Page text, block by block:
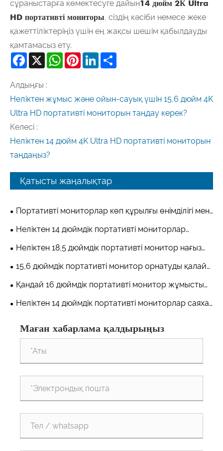
сұраныстарға көмектесуге дайын14 дюйм 2К Ultra
HD портативті мониторы, сіздің кәсіби немесе жеке
қажеттіліктеріңіз үшін ең жақсы шешім қабылдауды
қамтамасыз ету.
Facebook
X WhatsAppPinterestLinkedIn
Алдыңғы :
Неліктен жұмыс және ойын-сауық үшін 15,6 дюйм 4K
Ultra HD портативті мониторын таңдау керек?
Келесі :
Неліктен 14 дюйм 4K Ultra HD портативті мониторын
таңдаңыз?
Қатысты жаңалықтар
Портативті мониторлар көп құрылғы өнімділігі мен
ойын-сауықты қайта анықтай ма?
Неліктен 14 дюймдік портативті мониторлар
күнделікті жұмысты жеңілдетеді?
Неліктен 18,5 дюймдік портативті монитор нағыз
екінші экран сияқты сезінеді?
15,6 дюймдік портативті монитор орнатуды қалай
шынымен мобильді ете алады?
Қандай 16 дюймдік портативті монитор жұмысты
кез келген жерде орнатуды шынымен ыңғайлы етеді?
Неліктен 14 дюймдік портативті мониторлар саяхат
табылады?
Маған хабарлама қалдырыңыз